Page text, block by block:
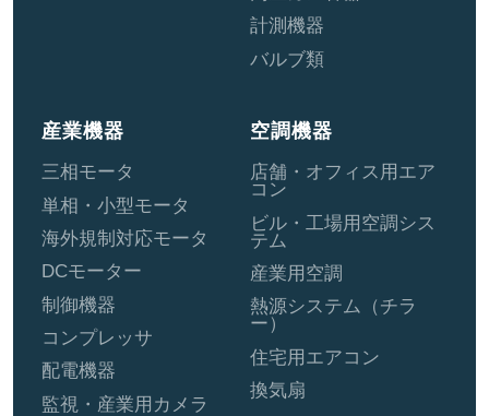
計測機器
バルブ類
産業機器
三相モータ
単相・小型モータ
海外規制対応モータ
DCモーター
制御機器
コンプレッサ
配電機器
監視・産業用カメラ
空調機器
店舗・オフィス用エア
コン
ビル・工場用空調シス
テム
産業用空調
熱源システム（チラ
ー）
住宅用エアコン
換気扇